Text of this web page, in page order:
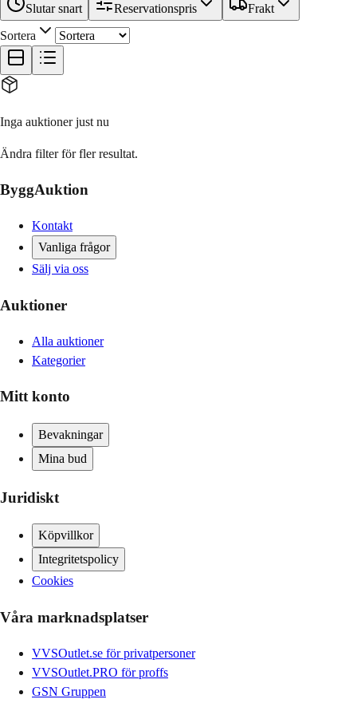
Slutar snart
Reservationspris
Frakt
Sortera
Inga auktioner just nu
Ändra filter för fler resultat.
ByggAuktion
Kontakt
Vanliga frågor
Sälj via oss
Auktioner
Alla auktioner
Kategorier
Mitt konto
Bevakningar
Mina bud
Juridiskt
Köpvillkor
Integritetspolicy
Cookies
Våra marknadsplatser
VVSOutlet.se för privatpersoner
VVSOutlet.PRO för proffs
GSN Gruppen